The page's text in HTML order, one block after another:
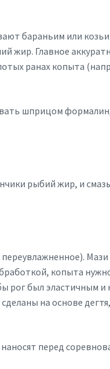
бараньим или
жир. Главное
ранах копыта
шприцом
рыбий жир, и
Мази
копыта
рог был эластичным и
на основе
перед